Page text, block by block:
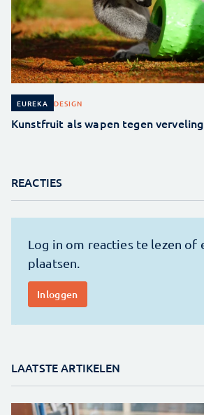
EUREKA DESIGN
Kunstfruit als wapen tegen verveling
REACTIES
LAATSTE ARTIKELEN